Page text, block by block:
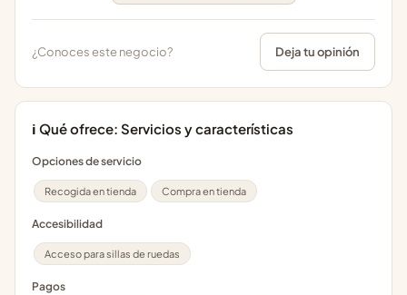
¿Conoces este negocio? Deja tu opinión
ℹ️ Qué ofrece: Servicios y características
Opciones de servicio
Recogida en tienda Compra en tienda
Accesibilidad
Acceso para sillas de ruedas
Pagos